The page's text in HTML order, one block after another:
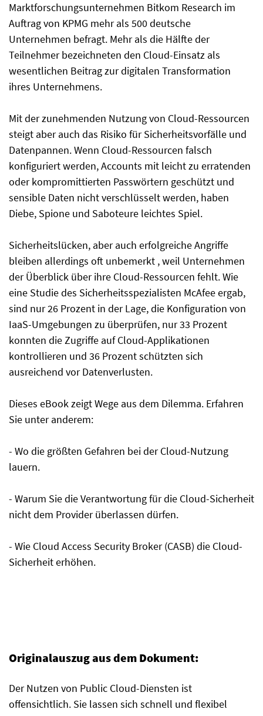
Marktforschungsunternehmen Bitkom Research im
Auftrag von KPMG mehr als 500 deutsche
Unternehmen befragt. Mehr als die Hälfte der
Teilnehmer bezeichneten den Cloud-Einsatz als
wesentlichen Beitrag zur digitalen Transformation
ihres Unternehmens.
Mit der zunehmenden Nutzung von Cloud-Ressourcen
steigt aber auch das Risiko für Sicherheitsvorfälle und
Datenpannen. Wenn Cloud-Ressourcen falsch
konfiguriert werden, Accounts mit leicht zu erratenden
oder kompromittierten Passwörtern geschützt und
sensible Daten nicht verschlüsselt werden, haben
Diebe, Spione und Saboteure leichtes Spiel.
Sicherheitslücken, aber auch erfolgreiche Angriffe
bleiben allerdings oft unbemerkt , weil Unternehmen
der Überblick über ihre Cloud-Ressourcen fehlt. Wie
eine Studie des Sicherheitsspezialisten McAfee ergab,
sind nur 26 Prozent in der Lage, die Konfiguration von
IaaS-Umgebungen zu überprüfen, nur 33 Prozent
konnten die Zugriffe auf Cloud-Applikationen
kontrollieren und 36 Prozent schützten sich
ausreichend vor Datenverlusten.
Dieses eBook zeigt Wege aus dem Dilemma. Erfahren
Sie unter anderem:
- Wo die größten Gefahren bei der Cloud-Nutzung
lauern.
- Warum Sie die Verantwortung für die Cloud-Sicherheit
nicht dem Provider überlassen dürfen.
- Wie Cloud Access Security Broker (CASB) die Cloud-
Sicherheit erhöhen.
Originalauszug aus dem Dokument:
Der Nutzen von Public Cloud-Diensten ist
offensichtlich. Sie lassen sich schnell und flexibel